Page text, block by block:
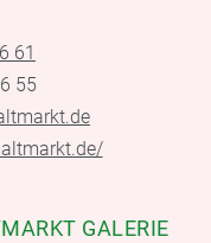
61
55
GALERIE